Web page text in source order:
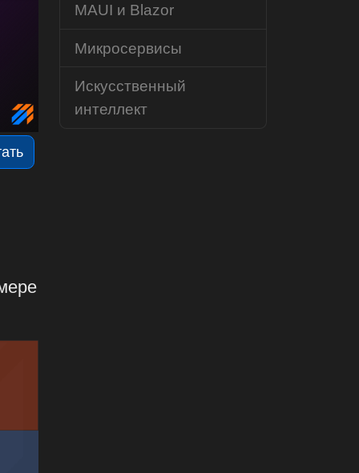
MAUI и Blazor
Микросервисы
Искусственный
интеллект